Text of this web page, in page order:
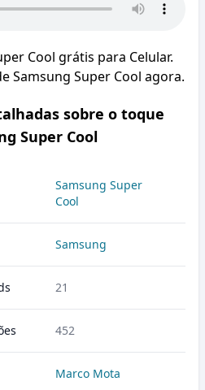
Cool grátis para Celular.
Samsung Super Cool agora.
sobre o toque
Super Cool
Samsung Super
Cool
Samsung
21
452
Marco Mota